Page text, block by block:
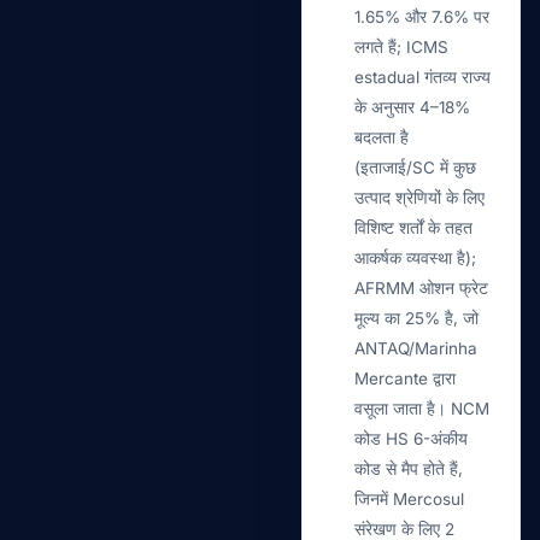
1.65% और 7.6% पर
लगते हैं; ICMS
estadual गंतव्य राज्य
के अनुसार 4–18%
बदलता है
(इताजाई/SC में कुछ
उत्पाद श्रेणियों के लिए
विशिष्ट शर्तों के तहत
आकर्षक व्यवस्था है);
AFRMM ओशन फ्रेट
मूल्य का 25% है, जो
ANTAQ/Marinha
Mercante द्वारा
वसूला जाता है। NCM
कोड HS 6-अंकीय
कोड से मैप होते हैं,
जिनमें Mercosul
संरेखण के लिए 2